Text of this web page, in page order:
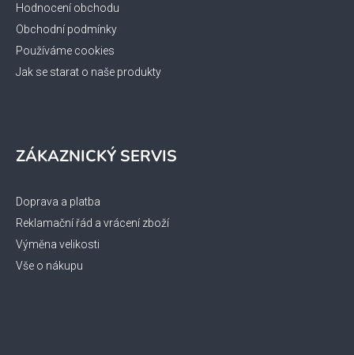
Hodnocení obchodu
Obchodní podmínky
Používáme cookies
Jak se starat o naše produkty
ZÁKAZNICKÝ SERVIS
Doprava a platba
Reklamační řád a vrácení zboží
Výměna velikosti
Vše o nákupu